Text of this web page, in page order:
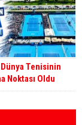
Tenisinin
Noktası Oldu